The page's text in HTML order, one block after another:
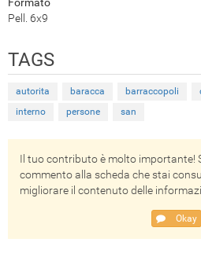
Pell. 6x9
TAGS
autorita baracca barraccopoli
interno
persone san
Il tuo contributo è molto importante!
commento alla scheda che stai
migliorare il contenuto delle
Okay